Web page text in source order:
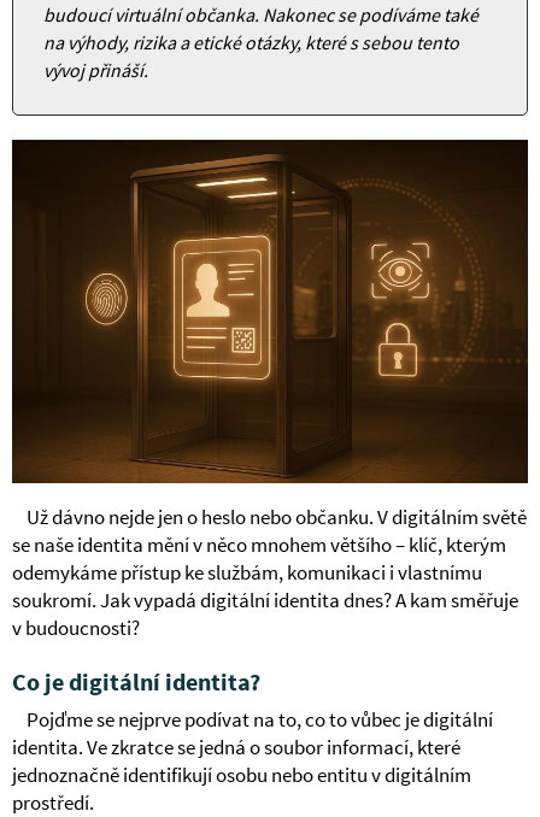
budoucí virtuální občanka. Nakonec se podíváme také
na výhody, rizika a etické otázky, které s sebou tento
vývoj přináší.
Už dávno nejde jen o heslo nebo občanku. V digitálním světě
se naše identita mění v něco mnohem většího – klíč, kterým
odemykáme přístup ke službám, komunikaci i vlastnímu
soukromí. Jak vypadá digitální identita dnes? A kam směřuje
v budoucnosti?
Co je digitální identita?
Pojďme se nejprve podívat na to, co to vůbec je digitální
identita. Ve zkratce se jedná o soubor informací, které
jednoznačně identifikují osobu nebo entitu v digitálním
prostředí.